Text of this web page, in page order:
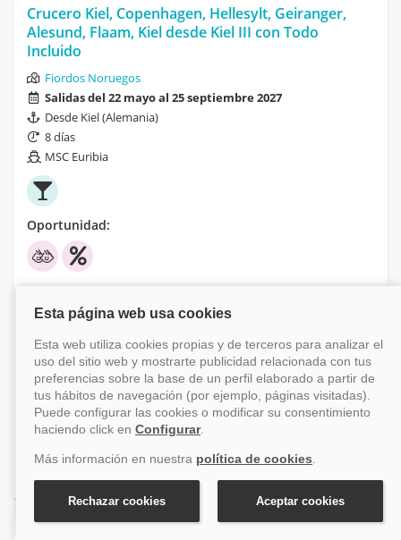
Crucero Kiel, Copenhagen, Hellesylt, Geiranger,
Alesund, Flaam, Kiel desde Kiel III con Todo
Incluido
Fiordos Noruegos
Salidas del 22 mayo al 25 septiembre 2027
Desde Kiel (Alemania)
8 días
MSC Euribia
Oportunidad:
Financiación disponible
-24.64%
Antes 909 €
Desde
685 €
+ tasas (200 €)
Ver crucero